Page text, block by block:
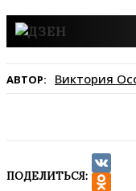
АВТОР: Виктория
ПОДЕЛИТЬСЯ:
VK